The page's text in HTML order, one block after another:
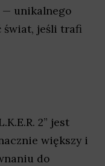
— unikalnego
świat, jeśli trafi
2” jest
większy i
do